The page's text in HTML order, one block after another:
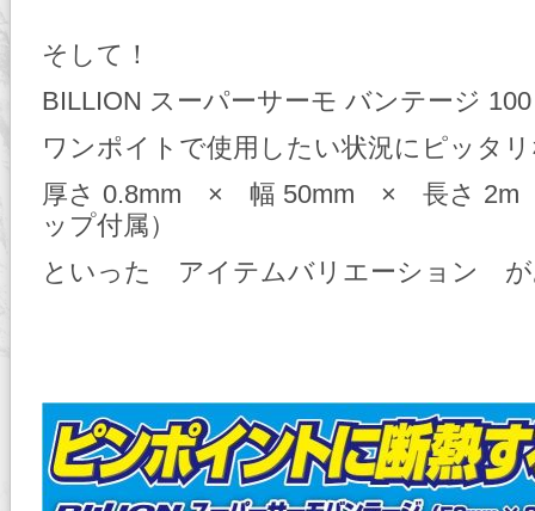
そして！
BILLION スーパーサーモ バンテージ
ワンポイトで使用したい状況にピッタ
厚さ 0.8mm × 幅 50mm × 長さ 2m
ップ付属）
といった アイテムバリエーション が